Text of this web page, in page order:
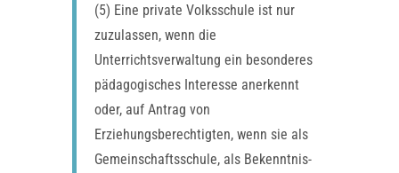
(5) Eine private Volksschule ist nur
zuzulassen, wenn die
Unterrichtsverwaltung ein besonderes
pädagogisches Interesse anerkennt
oder, auf Antrag von
Erziehungsberechtigten, wenn sie als
Gemeinschaftsschule, als Bekenntnis-